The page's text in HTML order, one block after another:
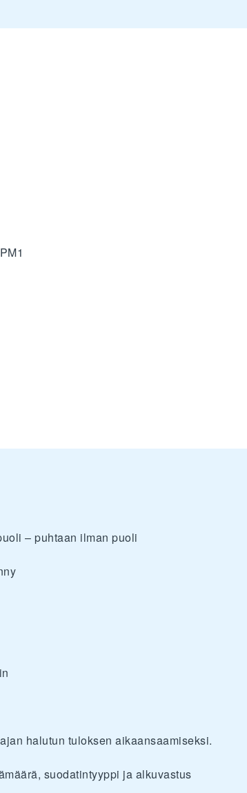
– puhtaan ilman puoli
halutun tuloksen aikaansaamiseksi.
suodatintyyppi ja alkuvastus